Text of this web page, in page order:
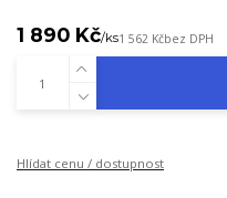
1 890 Kč/ks1 562 Kčbez DPH
Hlídat cenu / dostupnost